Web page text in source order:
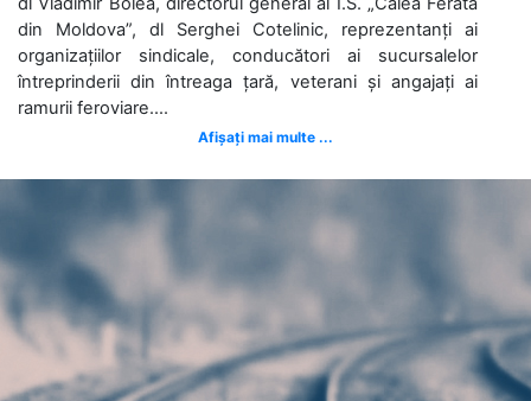
din Moldova”, dl Serghei Cotelinic, reprezentanți ai
organizațiilor sindicale, conducători ai sucursalelor
întreprinderii din întreaga țară, veterani și angajați ai
ramurii feroviare....
Afișați mai multe ...